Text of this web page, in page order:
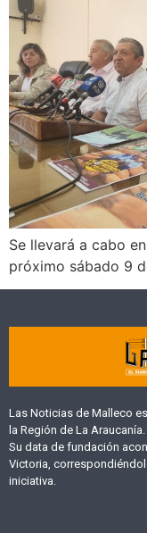
Se llevará a cabo
próximo sábado 9
Las Noticias de Malleco
la Región de La Araucanía.
Su data de fundación
Victoria,
iniciativa.